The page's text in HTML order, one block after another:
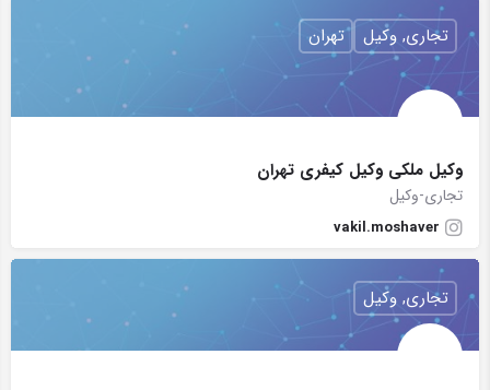
وکیل ملکی وکیل کیفری تهران
تجاری-وکیل
vakil.moshaver
تجاری, وکیل تهران
تجاری, وکیل